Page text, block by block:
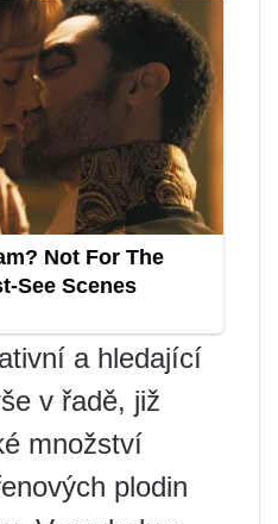
a hledající
v řadě, již
množství
plodin